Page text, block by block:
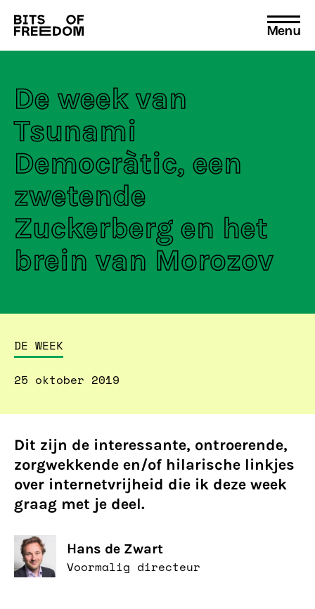
Search
for:
Menu
De week van
Tsunami
Democràtic, een
zwetende
Zuckerberg en het
brein van Morozov
DE WEEK
25 oktober 2019
Dit zijn de interessante, ontroerende,
zorgwekkende en/of hilarische linkjes
over internetvrijheid die ik deze week
graag met je deel.
Hans de Zwart
Voormalig directeur